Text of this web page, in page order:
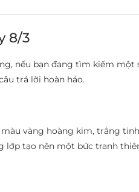
8/3
nếu bạn đang tìm kiếm
trả lời hoàn hảo.
vàng hoàng kim, trắng
lớp tạo nên một bức tranh